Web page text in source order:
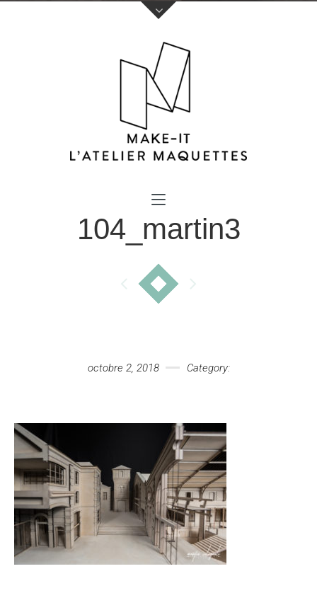
Votre nom (obligatoire)
Votre e-mail (obligatoire)
104_martin3
octobre 2, 2018 Category: